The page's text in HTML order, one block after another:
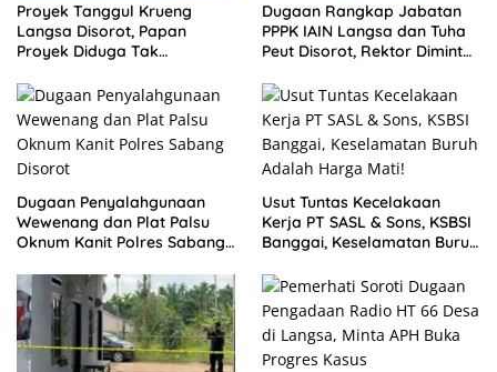
Proyek Tanggul Krueng
Langsa Disorot, Papan
Proyek Diduga Tak
Proyek
Dugaan Rangkap Jabatan
PPPK IAIN Langsa dan Tuha
Peut Disorot, Rektor Diminta
Dugaan Penyalahgunaan
Wewenang dan Plat Palsu
Oknum Kanit Polres Sabang
Usut Tuntas Kecelakaan
Kerja PT SASL & Sons, KSBSI
Banggai, Keselamatan Buruh